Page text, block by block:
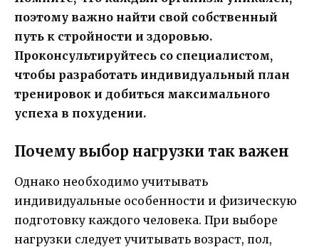
поэтому важно найти свой собственный
путь к стройности и здоровью.
Проконсультируйтесь со специалистом,
чтобы разработать индивидуальный план
тренировок и добиться максимального
успеха в похудении.
Почему выбор нагрузки так важен
Однако необходимо учитывать
индивидуальные особенности и физическую
подготовку каждого человека. При выборе
нагрузки следует учитывать возраст, пол,